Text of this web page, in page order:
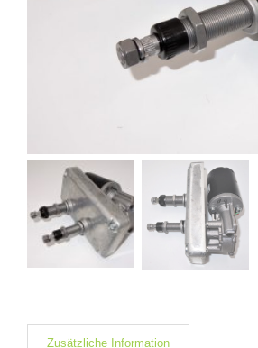
Zusätzliche Information